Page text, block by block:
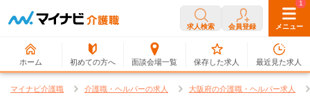
求人検索 会員登録 メニュー
ホーム 初めての方へ 面談会場一覧
0
保存した求人
1
最近見た求人
マイナビ介護職 介護職・ヘルパーの求人 大阪府の介護職・ヘルパー求人